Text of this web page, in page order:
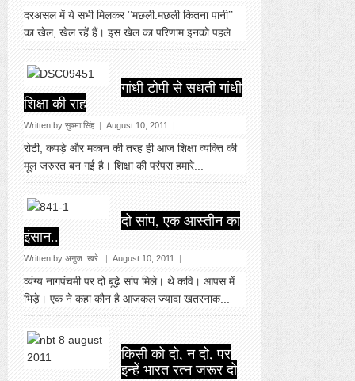
दरअसल में ये सभी मिलकर ‘‘मछली.मछली कितना पानी’’
का खेल, खेल रहें हैं। इस खेल का परिणाम इनको पहले...
गांधी टोपी से सधती गांधी
शिक्षा की राह
Written by सुषमा सिंह | August 10, 2011 |
रोटी, कपड़े और मकान की तरह ही आज शिक्षा व्यक्ति की
मूल जरुरत बन गई है। शिक्षा की परंपरा हमारे...
दो सांप, एक आस्तीन का
इंसान..
Written by अनुज खरे | August 10, 2011 |
व्यंग्य नागपंचमी पर दो बूढ़े सांप मिले। थे कवि। आपस में
भिड़े। एक ने कहा कौन है आजकल ज्यादा खतरनाक...
किसी को दो, न दो, पर
इन्‍हें भारत रत्‍न जरूर दो